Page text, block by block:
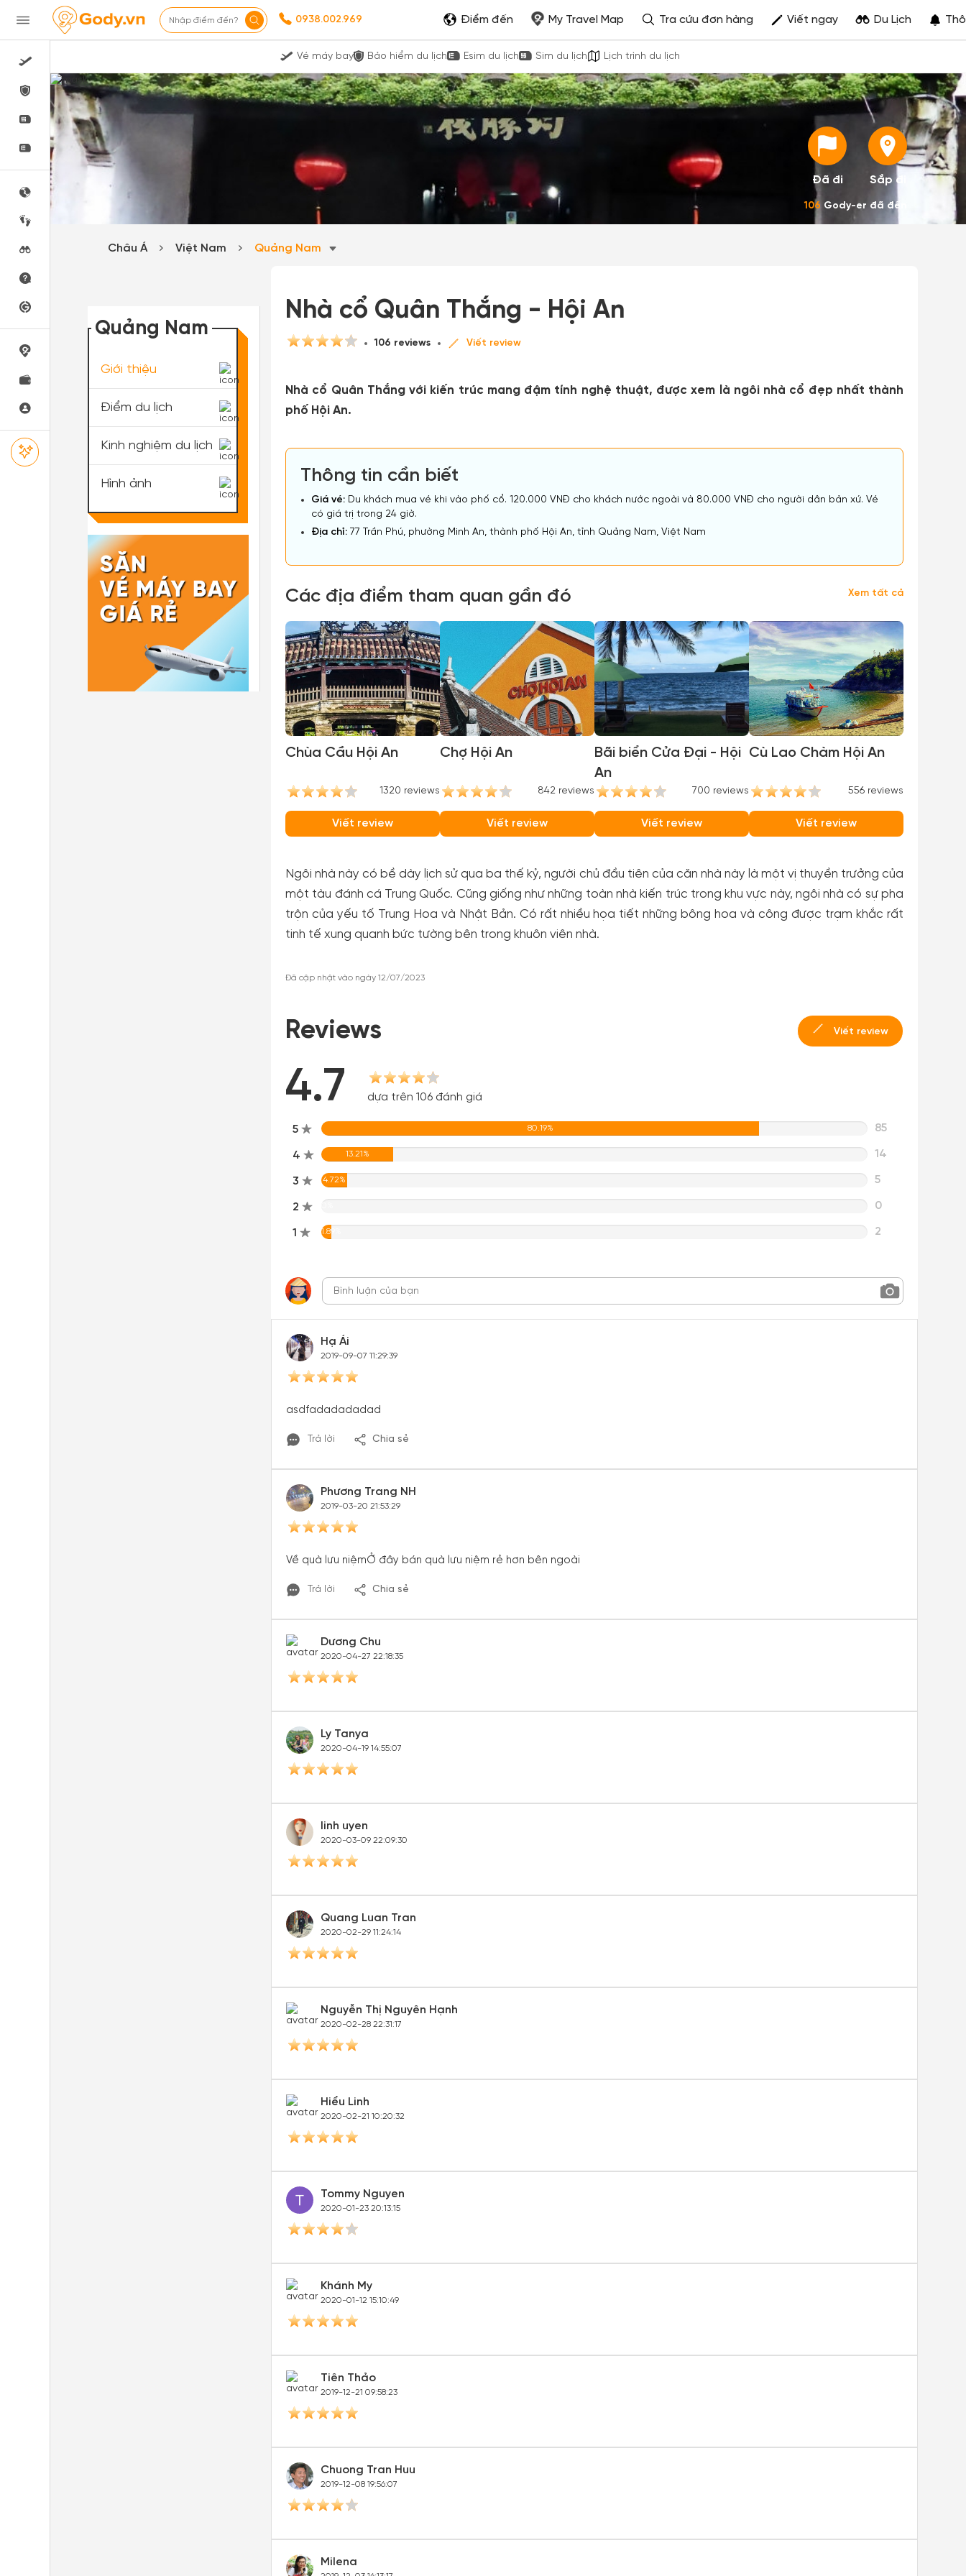
Nhập điểm đến? 0938.002.969 Điểm đến My Travel Map Tra cứu đơn hàng Viết ngay Du Lịch
Vé máy bay Bảo hiểm du lịch Esim du lịch Sim du lịch Lịch trình du lịch
Đã đi Sắp đi
106 Gody-er đã đến
Châu Á Việt Nam Quảng Nam
Nhà cổ Quân Thắng - Hội An
106 reviews Viết review
Nhà cổ Quân Thắng với kiến trúc mang đậm tính nghệ thuật, được xem là ngôi nhà cổ đẹp nhất thành
phố Hội An.
Thông tin cần biết
Giá vé: Du khách mua vé khi vào phố cổ. 120.000 VNĐ cho khách nước ngoài và 80.000 VNĐ cho người dân bản xứ. Vé
có giá trị trong 24 giờ.
Địa chỉ: 77 Trần Phú, phường Minh An, thành phố Hội An, tỉnh Quảng Nam, Việt Nam
Các địa điểm tham quan gần đó Xem tất cả
Chùa Cầu Hội An
1320 reviews
Viết review
Chợ Hội An
842 reviews
Viết review
Bãi biển Cửa Đại - Hội
An
700 reviews
Viết review
Cù Lao Chàm Hội An
556 reviews
Viết review
Ngôi nhà này có bề dày lịch sử qua ba thế kỷ, người chủ đầu tiên của căn nhà này là một vị thuyền trưởng của
một tàu đánh cá Trung Quốc. Cũng giống như những toàn nhà kiến trúc trong khu vực này, ngôi nhà có sự pha
trộn của yếu tố Trung Hoa và Nhật Bản. Có rất nhiều họa tiết những bông hoa và công được trạm khắc rất
tinh tế xung quanh bức tường bên trong khuôn viên nhà.
Đã cập nhật vào ngày 12/07/2023
Reviews Viết review
4.7 dựa trên 106 đánh giá
5 80.19% 85
4 13.21% 14
3 4.72% 5
2 0
1 1.89% 2
Hạ Ái
2019-09-07 11:29:39
asdfadadadadad
Trả lời Chia sẻ
Phương Trang NH
2019-03-20 21:53:29
Về quà lưu niệmỞ đây bán quà lưu niệm rẻ hơn bên ngoài
Trả lời Chia sẻ
Dương Chu
2020-04-27 22:18:35
Ly Tanya
2020-04-19 14:55:07
linh uyen
2020-03-09 22:09:30
Quang Luan Tran
2020-02-29 11:24:14
Nguyễn Thị Nguyên Hạnh
2020-02-28 22:31:17
Hiểu Linh
2020-02-21 10:20:32
Tommy Nguyen
2020-01-23 20:13:15
Khánh My
2020-01-12 15:10:49
Tiên Thảo
2019-12-21 09:58:23
Chuong Tran Huu
2019-12-08 19:56:07
Milena
Quảng Nam
Giới thiệu
Điểm du lịch
Kinh nghiệm du lịch
Hình ảnh